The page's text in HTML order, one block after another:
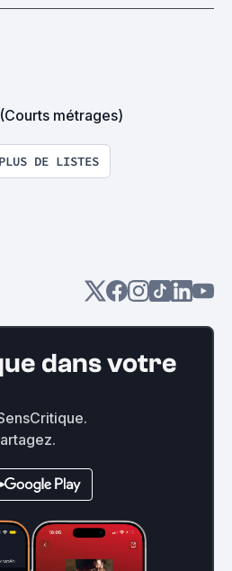
métrages)
DE LISTES
dans votre